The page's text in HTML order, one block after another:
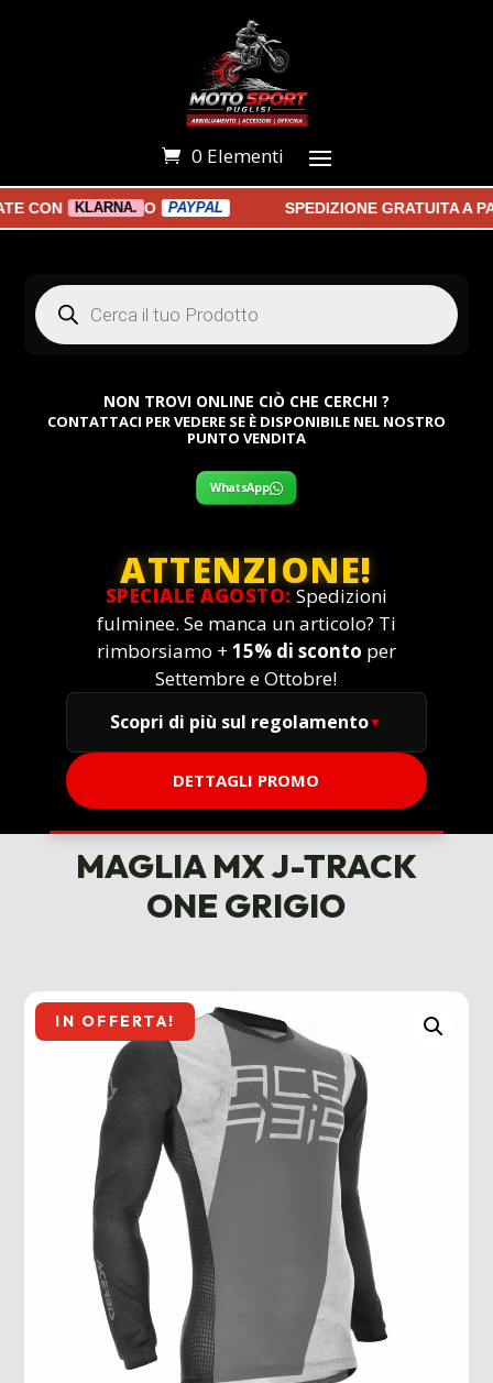
0 Elementi
KLARNA. O PAYPAL SPEDIZIONE GRATUITA A
Products
search
NON TROVI ONLINE CIÒ CHE CERCHI ?
CONTATTACI PER VEDERE SE È DISPONIBILE NEL NOSTRO
PUNTO VENDITA
WhatsApp
ATTENZIONE!
SPECIALE AGOSTO: Spedizioni
fulminee. Se manca un articolo? Ti
rimborsiamo + 15% di sconto per
Settembre e Ottobre!
Scopri di più sul regolamento
DETTAGLI PROMO
MAGLIA MX J-TRACK
ONE GRIGIO
IN OFFERTA!